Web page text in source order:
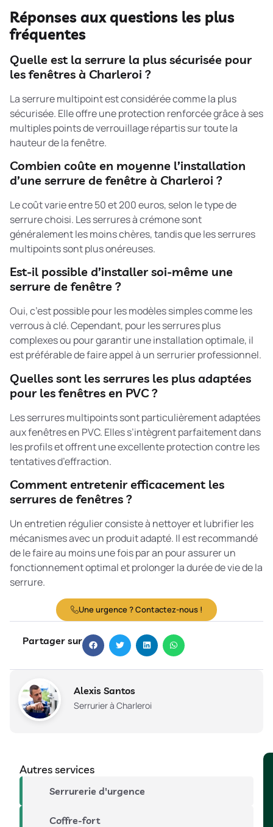
Réponses aux questions les plus
fréquentes
Quelle est la serrure la plus sécurisée pour
les fenêtres à Charleroi ?
La serrure multipoint est considérée comme la plus
sécurisée. Elle offre une protection renforcée grâce à ses
multiples points de verrouillage répartis sur toute la
hauteur de la fenêtre.
Combien coûte en moyenne l’installation
d’une serrure de fenêtre à Charleroi ?
Le coût varie entre 50 et 200 euros, selon le type de
serrure choisi. Les serrures à crémone sont
généralement les moins chères, tandis que les serrures
multipoints sont plus onéreuses.
Est-il possible d’installer soi-même une
serrure de fenêtre ?
Oui, c’est possible pour les modèles simples comme les
verrous à clé. Cependant, pour les serrures plus
complexes ou pour garantir une installation optimale, il
est préférable de faire appel à un serrurier professionnel.
Quelles sont les serrures les plus adaptées
pour les fenêtres en PVC ?
Les serrures multipoints sont particulièrement adaptées
aux fenêtres en PVC. Elles s’intègrent parfaitement dans
les profils et offrent une excellente protection contre les
tentatives d’effraction.
Comment entretenir efficacement les
serrures de fenêtres ?
Un entretien régulier consiste à nettoyer et lubrifier les
mécanismes avec un produit adapté. Il est recommandé
de le faire au moins une fois par an pour assurer un
fonctionnement optimal et prolonger la durée de vie de la
serrure.
Une urgence ? Contactez-nous !
Partager sur
Alexis Santos
Serrurier à Charleroi
Autres services
Serrurerie d'urgence
Coffre-fort